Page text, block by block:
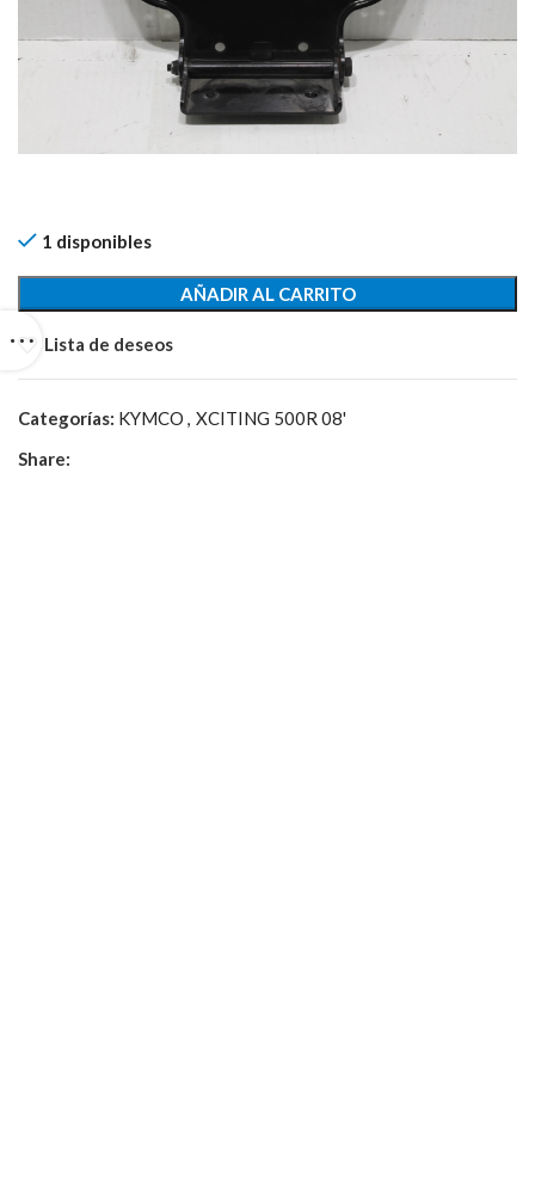
1 disponibles
AÑADIR AL CARRITO
Lista de deseos
Categorías: KYMCO , XCITING 500R 08'
Share: